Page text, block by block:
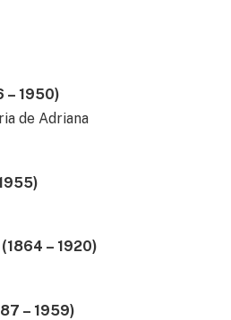
– 1950)
de Adriana
– 1920)
– 1959)